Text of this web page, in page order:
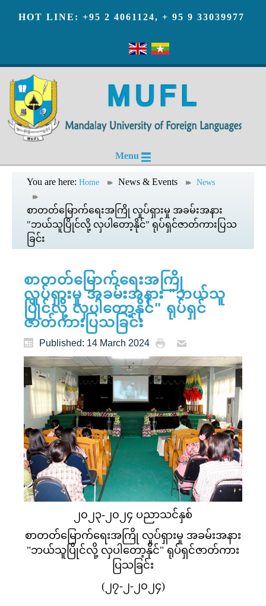
HOT LINE: +95 2 4061124, + 95 9 33039977
Menu
You are here: Home News & Events News
စာတတ်မြောက်ရေးအကြို လှုပ်ရှားမှု အခမ်းအနား
"ဘယ်သူပြိုင်လို့ လှပါတော့နိုင်" ရုပ်ရှင်ဇာတ်ကားပြသ
ခြင်း
စာတတ်မြောက်ရေးအကြို
လှုပ်ရှားမှု အခမ်းအနား "ဘယ်သူ
ပြိုင်လို့ လှပါတော့နိုင်" ရုပ်ရှင်
ဇာတ်ကားပြသခြင်း
Published: 14 March 2024
၂၀၂၃-၂၀၂၄ ပညာသင်နှစ်
စာတတ်မြောက်ရေးအကြို လှုပ်ရှားမှု အခမ်းအနား
"ဘယ်သူပြိုင်လို့ လှပါတော့နိုင်" ရုပ်ရှင်ဇာတ်ကား
ပြသခြင်း
(၂၇-၂-၂၀၂၄)